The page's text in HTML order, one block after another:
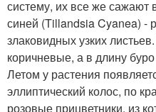
систему, их все же сажают
синей (Tillandsia Cyanea) -
злаковидных узких
коричневые, а в длину
Летом у растения
эллиптический колос, по
розовые прицветники, из